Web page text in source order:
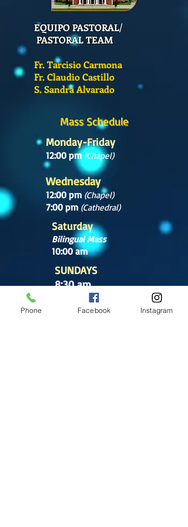
EQUIPO PASTORAL/
PASTORAL TEAM
Fr. Tarcisio Carmona
Fr. Claudio Castillo
S. Sandra Alvarado
Mass Schedule
Monday-Friday
12:00 pm (Chapel)
Wednesday
12:00 pm (Chapel)
7:00 pm (Cathedral)
Saturday
Bilingual Mass
10:00 am
SUNDAYS
8:30 am
(Cathedral)
10:00 am
Phone Facebook Instagram